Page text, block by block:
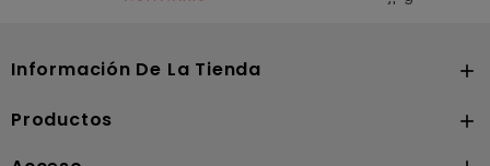
Información De La Tienda 
Productos 